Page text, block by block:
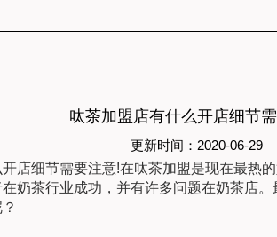
呔茶加盟店有什么开店细节
更新时间：2020-06-29
开店细节需要注意!在呔茶加盟是现在最热
奶茶行业成功，并有许多问题在奶茶店